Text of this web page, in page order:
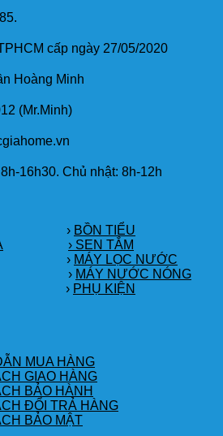
cấp ngày 27/05/2020
Hoàng Minh
(Mr.Minh)
16h30. Chủ nhật: 8h-12h
› BỒN TIỂU
› SEN TẮM
› MÁY LỌC NƯỚC
MÁY NƯỚC NÓNG
› PHỤ KIỆN
MUA HÀNG
GIAO HÀNG
BẢO HÀNH
ĐỔI TRẢ HÀNG
BẢO MẬT